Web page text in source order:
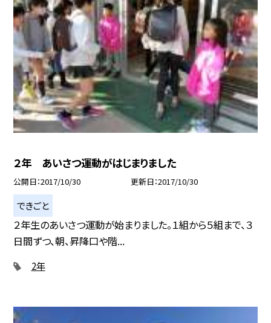
２年 あいさつ運動がはじまりました
公開日 2017/10/30 更新日 2017/10/30
できごと
２年生のあいさつ運動が始まりました。１組から５組まで、３
日間ずつ、朝、昇降口や階...
2年